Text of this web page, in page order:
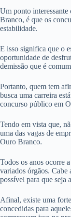
Um ponto interessante
Branco, é que os
estabilidade.
E isso significa que o
oportunidade de
demissão que é
Portanto, quem tem
busca uma carreira
concurso público em
Tendo em vista que,
uma das vagas de
Ouro Branco.
Todos os anos ocorre
variados órgãos. Cabe
possível para que seja
Afinal, existe uma
concedidas para